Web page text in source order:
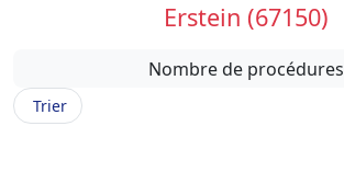
Erstein (67150)
Nombre de procédures
Trier